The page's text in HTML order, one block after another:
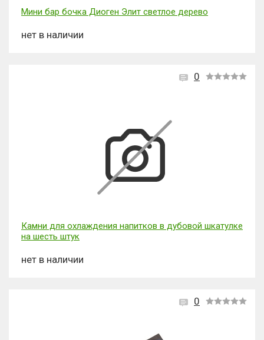
Мини бар бочка Диоген Элит светлое дерево
нет в наличии
0
Камни для охлаждения напитков в дубовой шкатулке
на шесть штук
нет в наличии
0